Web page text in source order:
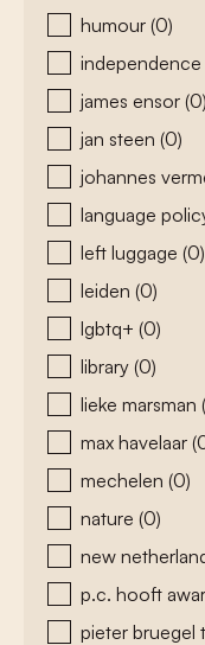
humour (0)
independence
james ensor (0)
jan steen (0)
johannes
language
left luggage (0)
leiden (0)
lgbtq+ (0)
library (0)
lieke marsman
max havelaar
mechelen (0)
nature (0)
new
p.c. hooft
pieter bruegel